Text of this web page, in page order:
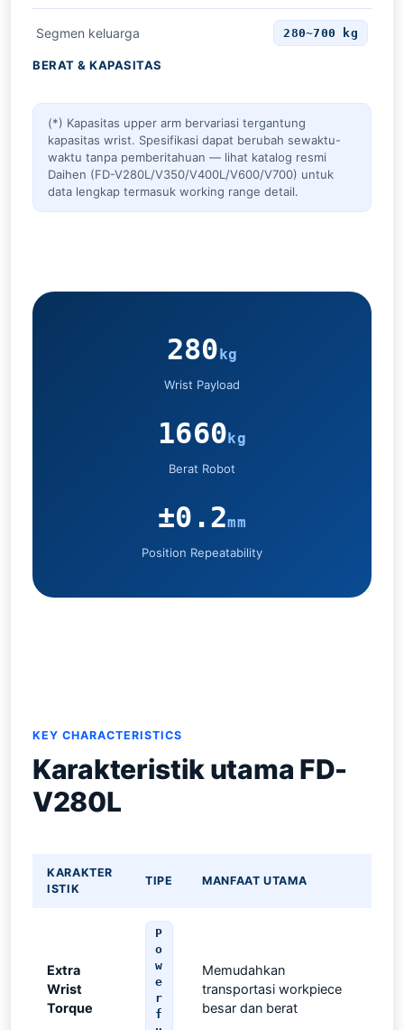
BERAT & KAPASITAS
Segmen keluarga 280~700 kg
(*) Kapasitas upper arm bervariasi tergantung
kapasitas wrist. Spesifikasi dapat berubah sewaktu-
waktu tanpa pemberitahuan — lihat katalog resmi
Daihen (FD-V280L/V350/V400L/V600/V700) untuk
data lengkap termasuk working range detail.
280kg
Wrist Payload
1660kg
Berat Robot
±0.2mm
Position Repeatability
KEY CHARACTERISTICS
Karakteristik utama FD-
V280L
KARAKTER
ISTIK
TIPE MANFAAT UTAMA
Extra
Wrist
Torque
P
o
w
e
r
f
Memudahkan
transportasi workpiece
besar dan berat